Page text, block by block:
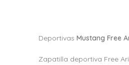
Deportivas Mustang Free
Zapatilla deportiva Free